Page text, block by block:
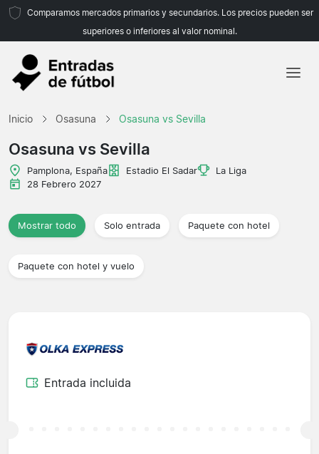
Comparamos mercados primarios y secundarios. Los precios pueden ser
superiores o inferiores al valor nominal.
Inicio Osasuna Osasuna vs Sevilla
Osasuna vs Sevilla
Pamplona, España Estadio El Sadar
La Liga
28 Febrero 2027
Mostrar todo Solo entrada Paquete con hotel
Paquete con hotel y vuelo
Entrada incluida